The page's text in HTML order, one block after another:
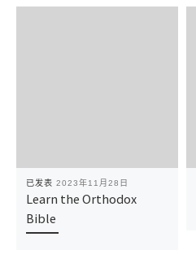
已发表 2023年11月28日
Learn the Orthodox
Bible